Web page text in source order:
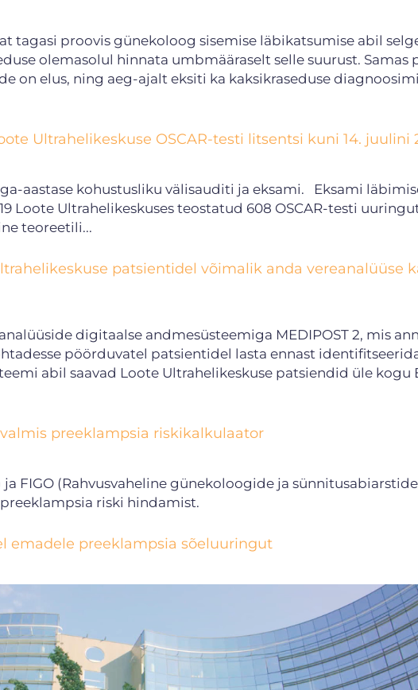
tagasi proovis günekoloog sisemise läbikatsumise abil
olemasolul hinnata umbmääraselt selle suurust. Samas
on elus, ning aeg-ajalt eksiti ka kaksikraseduse
Ultrahelikeskuse OSCAR-testi litsentsi kuni 14. juulini
aastase kohustusliku välisauditi ja eksami. Eksami
Loote Ultrahelikeskuses teostatud 608 OSCAR-testi
teoreetili...
patsientidel võimalik anda vereanalüüse
digitaalse andmesüsteemiga MEDIPOST 2, mis
pöörduvatel patsientidel lasta ennast
abil saavad Loote Ultrahelikeskuse patsiendid üle kogu
preeklampsia riskikalkulaator
FIGO (Rahvusvaheline günekoloogide ja sünnitusabiarstide
riski hindamist.
emadele preeklampsia sõeluuringut